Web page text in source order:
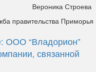
Вероника Строева
правительства Приморья
ООО “Владорион”
связанной